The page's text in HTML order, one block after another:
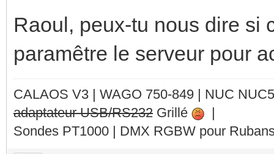
Raoul, peux-tu nous dire si
paramêtre le serveur pour
CALAOS V3 | WAGO 750-849 | NUC
adaptateur USB/RS232 Grillé
|
Sondes PT1000 | DMX RGBW pour